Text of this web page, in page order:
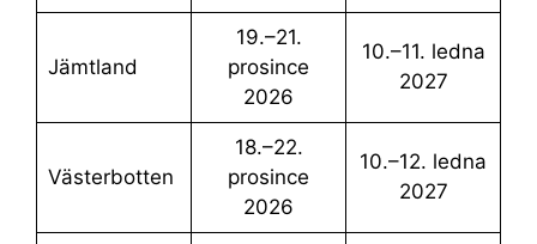
Jämtland
19.–21.
prosince
2026
10.–11. ledna
2027
Västerbotten
18.–22.
prosince
2026
10.–12. ledna
2027